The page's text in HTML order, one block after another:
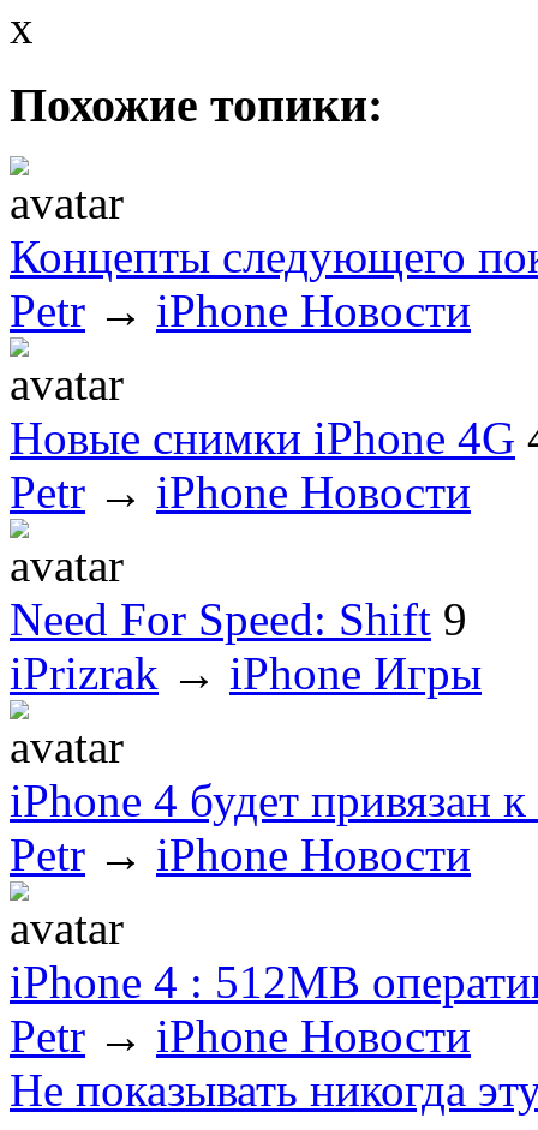
x
Похожие топики:
Концепты следующего
Petr → iPhone Новости
Новые снимки iPhone 4G
Petr → iPhone Новости
Need For Speed: Shift 9
iPrizrak → iPhone Игры
iPhone 4 будет привязан
Petr → iPhone Новости
iPhone 4 : 512МВ
Petr → iPhone Новости
Не показывать никогда